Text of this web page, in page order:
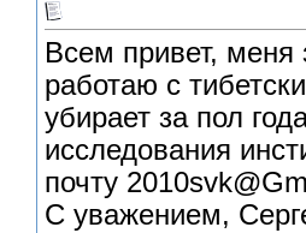
Всем привет,
работаю с
убирает за пол
исследования
почту
С уважением,